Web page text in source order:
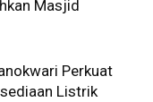
Masjid
Perkuat
Listrik